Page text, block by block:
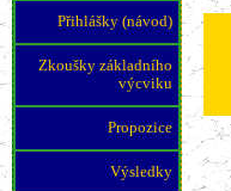
Přihlášky (návod)
Zkoušky základního
výcviku
Propozice
Výsledky